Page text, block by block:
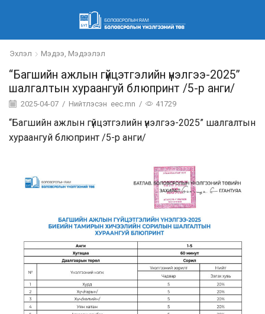
Эхлэл Мэдээ, Мэдээлэл
“Багшийн ажлын гүйцэтгэлийн үнэлгээ-2025”
шалгалтын хураангуй блюпринт /5-р анги/
2025-04-07 / Нийтлэсэн eec.mn / 41729
“Багшийн ажлын гүйцэтгэлийн үнэлгээ-2025” шалгалтын
хураангуй блюпринт /5-р анги/